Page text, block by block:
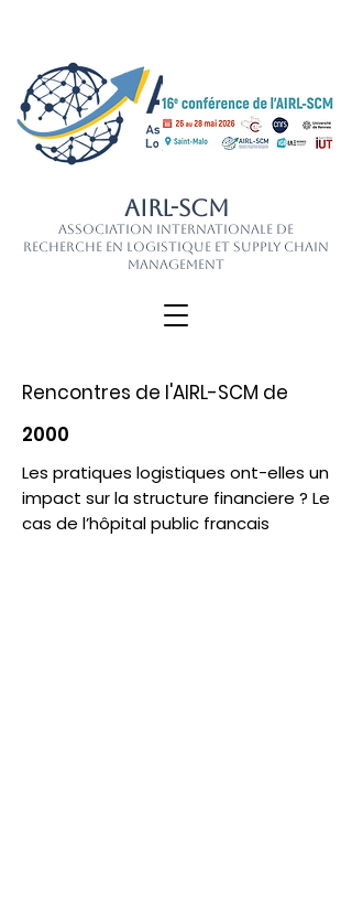
AIRL-SCM
Association Internationale de
Recherche en Logistique et Supply Chain
Management
Rencontres de l'AIRL-SCM de
2000
Les pratiques logistiques ont-elles un
impact sur la structure financiere ? Le
cas de l’hôpital public francais